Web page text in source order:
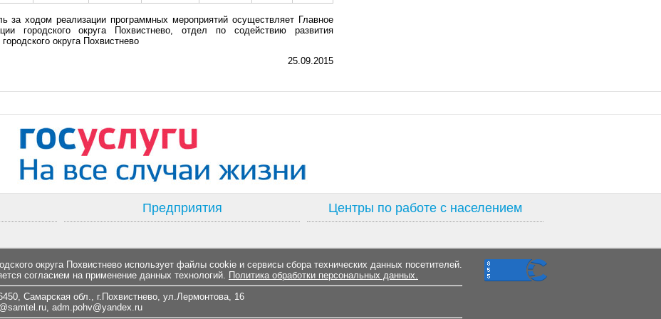
за ходом реализации программных мероприятий осуществляет Главное
городского округа Похвистнево, отдел по содействию развития
округа Похвистнево
25.09.2015
Предприятия Центры по работе с населением
округа Похвистнево использует файлы cookie и сервисы сбора технических данных посетителей.
согласием на применение данных технологий. Политика обработки персональных данных.
Самарская обл., г.Похвистнево, ул.Лермонтова, 16
adm.pohv@yandex.ru